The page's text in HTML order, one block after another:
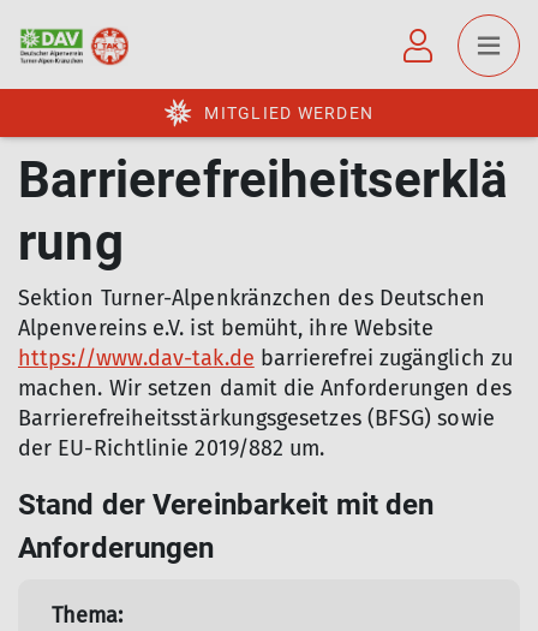
MITGLIED WERDEN
Barrierefreiheitserklä
rung
Sektion Turner-Alpenkränzchen des Deutschen
Alpenvereins e.V. ist bemüht, ihre Website
https://www.dav-tak.de barrierefrei zugänglich zu
machen. Wir setzen damit die Anforderungen des
Barrierefreiheitsstärkungsgesetzes (BFSG) sowie
der EU-Richtlinie 2019/882 um.
Stand der Vereinbarkeit mit den
Anforderungen